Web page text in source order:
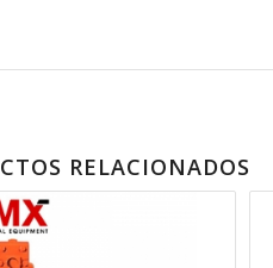
RELACIONADOS